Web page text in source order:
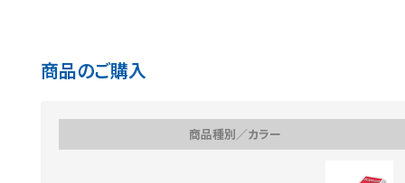
商品のご購入
商品種別／カラー